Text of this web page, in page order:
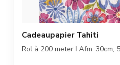
Cadeaupapier Tahiti
Rol à 200 meter I Afm. 30cm,